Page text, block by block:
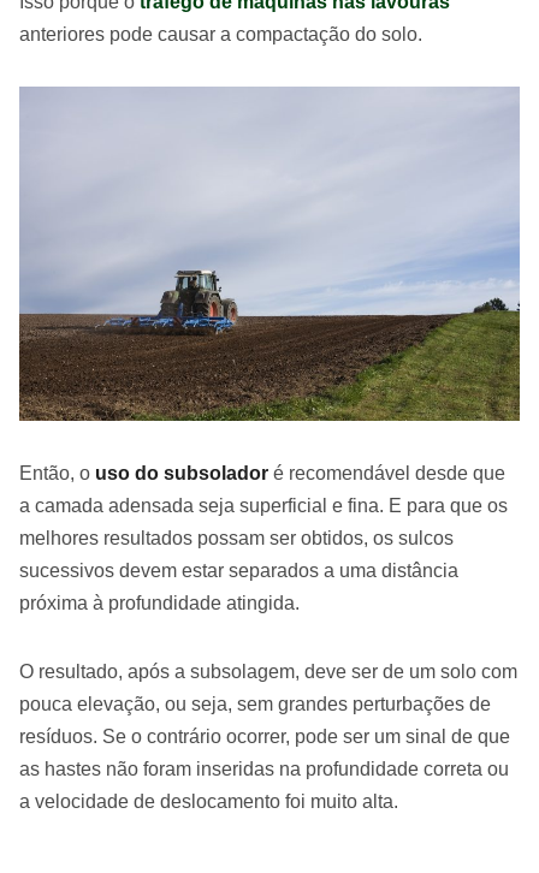
anteriores pode causar a compactação do solo.
Então, o uso do subsolador é recomendável desde que
a camada adensada seja superficial e fina. E para que os
melhores resultados possam ser obtidos, os sulcos
sucessivos devem estar separados a uma distância
próxima à profundidade atingida.
O resultado, após a subsolagem, deve ser de um solo com
pouca elevação, ou seja, sem grandes perturbações de
resíduos. Se o contrário ocorrer, pode ser um sinal de que
as hastes não foram inseridas na profundidade correta ou
a velocidade de deslocamento foi muito alta.